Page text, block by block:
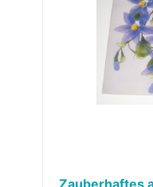
Zauberhaftes